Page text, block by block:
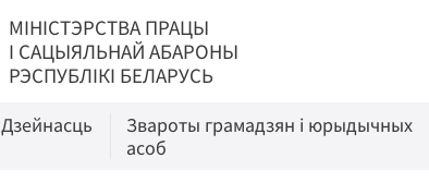
МIНIСТЭРСТВА ПРАЦЫ
I САЦЫЯЛЬНАЙ АБАРОНЫ
РЭСПУБЛІКІ БЕЛАРУСЬ
Дзейнасць
Звароты грамадзян і юрыдычных
асоб